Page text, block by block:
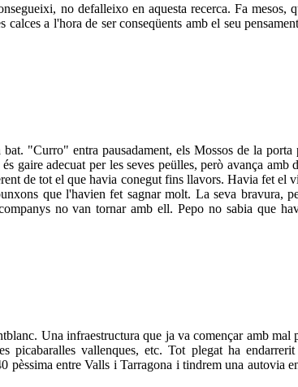
no defalleixo en aquesta recerca. Fa
a l'hora de ser conseqüents amb el seu
"Curro" entra pausadament, els Mossos de la porta
gaire adecuat per les seves peülles, però avança
de tot el que havia conegut fins llavors. Havia fet el
que l'havien fet sagnar molt. La seva bravura,
no van tornar amb ell. Pepo no sabia que
Una infraestructura que ja va començar amb mal
vallenques, etc. Tot plegat ha
entre Valls i Tarragona i tindrem una autovia